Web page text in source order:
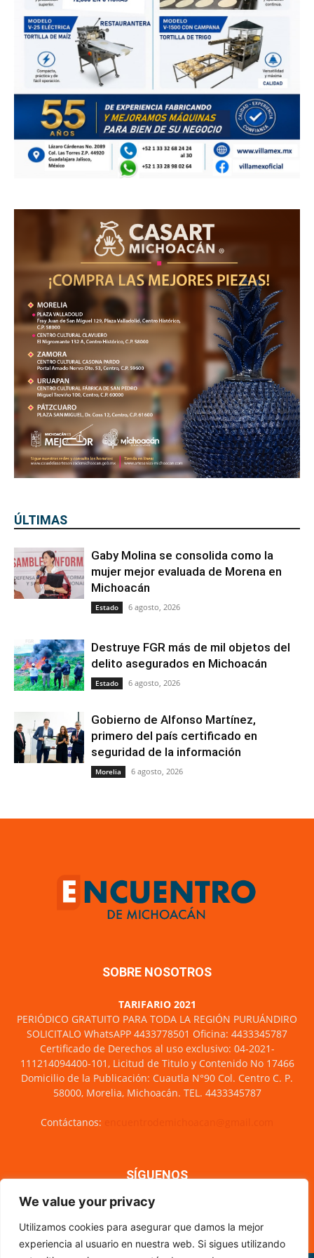
We value your privacy
Utilizamos cookies para asegurar que damos la mejor
experiencia al usuario en nuestra web. Si sigues utilizando
ÚLTIMAS
Gaby Molina se consolida como la
mujer mejor evaluada de Morena en
Michoacán
Estado 6 agosto, 2026
Destruye FGR más de mil objetos del
delito asegurados en Michoacán
Estado 6 agosto, 2026
Gobierno de Alfonso Martínez,
primero del país certificado en
seguridad de la información
Morelia 6 agosto, 2026
SOBRE NOSOTROS
TARIFARIO 2021
PERIÓDICO GRATUITO PARA TODA LA REGIÓN PURUÁNDIRO
SOLICITALO WhatsAPP 4433778501 Oficina: 4433345787
Certificado de Derechos al uso exclusivo: 04-2021-
111214094400-101, Licitud de Titulo y Contenido No 17466
Domicilio de la Publicación: Cuautla N°90 Col. Centro C. P.
58000, Morelia, Michoacán. TEL. 4433345787
Contáctanos:
SÍGUENOS